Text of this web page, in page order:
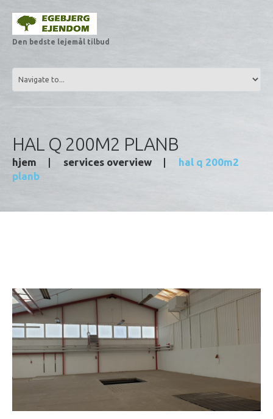
Den bedste lejemål tilbud
HAL Q 200M2 PLANB
hjem services overview
hal q 200m2
planb